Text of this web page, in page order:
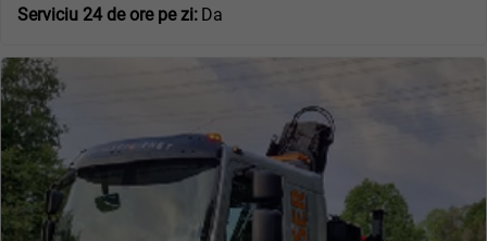
Serviciu 24 de ore pe zi: Da